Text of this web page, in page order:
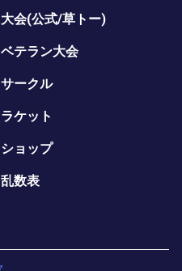
大会(公式/草トー)
ベテラン大会
サークル
ラケット
ショップ
乱数表